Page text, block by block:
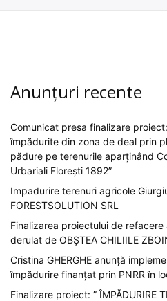
Anunțuri recente
Comunicat presa finalizare
împădurite din zona de deal prin
pădure pe terenurile aparținând
Urbariali Florești 1892”
Impadurire terenuri agricole
FORESTSOLUTION SRL
Finalizarea proiectului de
derulat de OBȘTEA CHILIILE
Cristina GHERGHE anunță
împădurire finanțat prin PNRR în
Finalizare proiect: ” ÎMPĂDURIRE